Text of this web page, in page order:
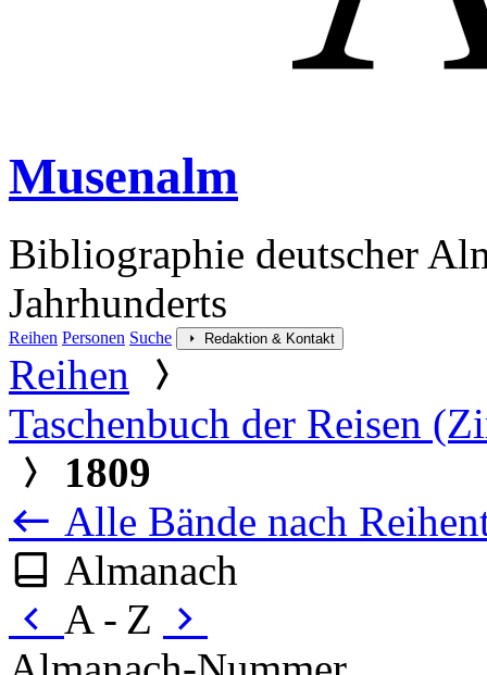
Musenalm
Bibliographie deutscher
Jahrhunderts
Reihen Personen Suche Redaktion & Kontakt
Reihen
Taschenbuch der Reisen
1809
Alle Bände nach
Almanach
A - Z